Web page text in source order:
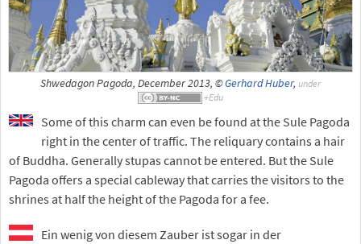
Shwedagon Pagoda, December 2013, ©Gerhard Huber, under
Some of this charm can even be found at the Sule Pagoda
right in the center of traffic. The reliquary contains a hair
of Buddha. Generally stupas cannot be entered. But the Sule
Pagoda offers a special cableway that carries the visitors to the
shrines at half the height of the Pagoda for a fee.
Ein wenig von diesem Zauber ist sogar in der